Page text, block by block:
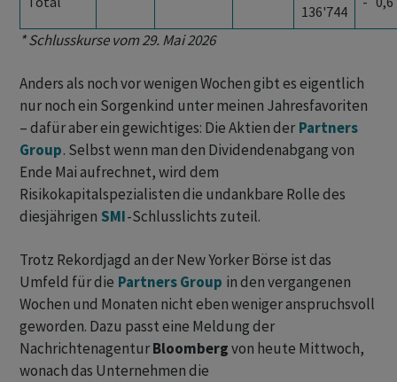
136'744
* Schlusskurse vom 29. Mai 2026
Anders als noch vor wenigen Wochen gibt es eigentlich
nur noch ein Sorgenkind unter meinen Jahresfavoriten
– dafür aber ein gewichtiges: Die Aktien der Partners
Group. Selbst wenn man den Dividendenabgang von
Ende Mai aufrechnet, wird dem
Risikokapitalspezialisten die undankbare Rolle des
diesjährigen SMI-Schlusslichts zuteil.
Trotz Rekordjagd an der New Yorker Börse ist das
Umfeld für die Partners Group in den vergangenen
Wochen und Monaten nicht eben weniger anspruchsvoll
geworden. Dazu passt eine Meldung der
NachrichtenagenturBloombergvon heute Mittwoch,
wonach das Unternehmen die